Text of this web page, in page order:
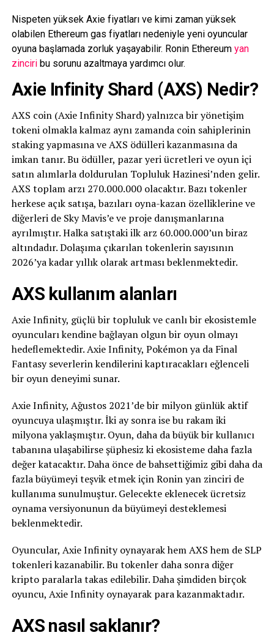
Nispeten yüksek Axie fiyatları ve kimi zaman yüksek
olabilen Ethereum gas fiyatları nedeniyle yeni oyuncular
oyuna başlamada zorluk yaşayabilir. Ronin Ethereum yan
zinciribu sorunu azaltmaya yardımcı olur.
Axie Infinity Shard (AXS) Nedir?
AXS coin (Axie Infinity Shard) yalnızca bir yönetişim
tokeni olmakla kalmaz aynı zamanda coin sahiplerinin
staking yapmasına ve AXS ödülleri kazanmasına da
imkan tanır. Bu ödüller, pazar yeri ücretleri ve oyun içi
satın alımlarla doldurulan Topluluk Hazinesi’nden gelir.
AXS toplam arzı 270.000.000 olacaktır. Bazı tokenler
herkese açık satışa, bazıları oyna-kazan özelliklerine ve
diğerleri de Sky Mavis’e ve proje danışmanlarına
ayrılmıştır. Halka satıştaki ilk arz 60.000.000’un biraz
altındadır. Dolaşıma çıkarılan tokenlerin sayısının
2026’ya kadar yıllık olarak artması beklenmektedir.
AXS kullanım alanları
Axie Infinity, güçlü bir topluluk ve canlı bir ekosistemle
oyuncuları kendine bağlayan olgun bir oyun olmayı
hedeflemektedir. Axie Infinity, Pokémon ya da Final
Fantasy severlerin kendilerini kaptıracakları eğlenceli
bir oyun deneyimi sunar.
Axie Infinity, Ağustos 2021’de bir milyon günlük aktif
oyuncuya ulaşmıştır. İki ay sonra ise bu rakam iki
milyona yaklaşmıştır. Oyun, daha da büyük bir kullanıcı
tabanına ulaşabilirse şüphesiz ki ekosisteme daha fazla
değer katacaktır. Daha önce de bahsettiğimiz gibi daha da
fazla büyümeyi teşvik etmek için Ronin yan zinciri de
kullanıma sunulmuştur. Gelecekte eklenecek ücretsiz
oynama versiyonunun da büyümeyi desteklemesi
beklenmektedir.
Oyuncular, Axie Infinity oynayarak hem AXS hem de SLP
tokenleri kazanabilir. Bu tokenler daha sonra diğer
kripto paralarla takas edilebilir. Daha şimdiden birçok
oyuncu, Axie Infinity oynayarak para kazanmaktadır.
AXS nasıl saklanır?